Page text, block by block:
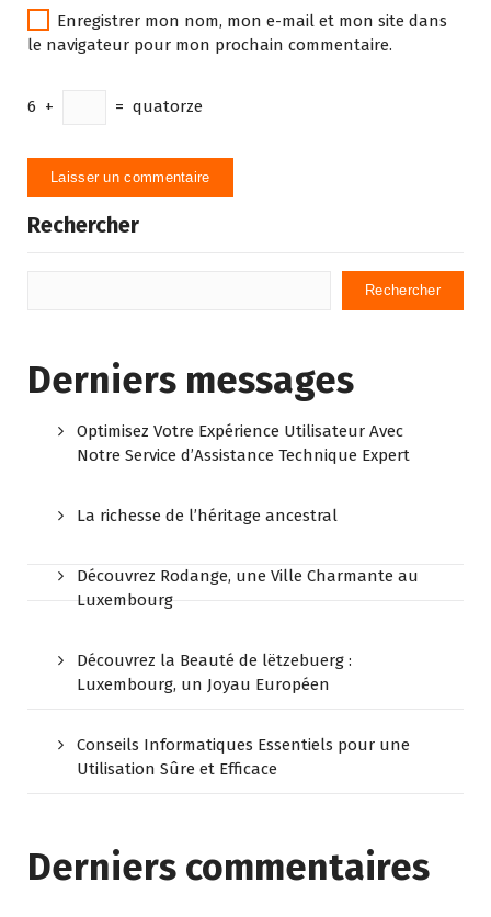
Enregistrer mon nom, mon e-mail et mon site dans
le navigateur pour mon prochain commentaire.
6 + = quatorze
Rechercher
Rechercher
Derniers messages
Optimisez Votre Expérience Utilisateur Avec
Notre Service d’Assistance Technique Expert
La richesse de l’héritage ancestral
Découvrez Rodange, une Ville Charmante au
Luxembourg
Découvrez la Beauté de lëtzebuerg :
Luxembourg, un Joyau Européen
Conseils Informatiques Essentiels pour une
Utilisation Sûre et Efficace
Derniers commentaires